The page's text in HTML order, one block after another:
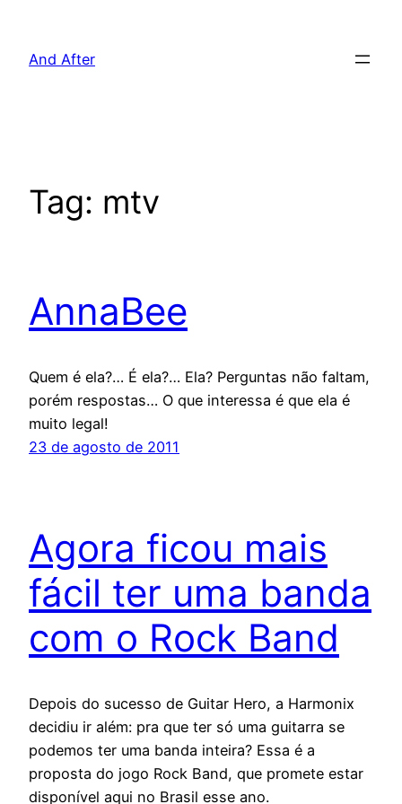
And After
Tag: mtv
AnnaBee
Quem é ela?… É ela?… Ela? Perguntas não faltam,
porém respostas… O que interessa é que ela é
muito legal!
23 de agosto de 2011
Agora ficou mais
fácil ter uma banda
com o Rock Band
Depois do sucesso de Guitar Hero, a Harmonix
decidiu ir além: pra que ter só uma guitarra se
podemos ter uma banda inteira? Essa é a
proposta do jogo Rock Band, que promete estar
disponível aqui no Brasil esse ano.